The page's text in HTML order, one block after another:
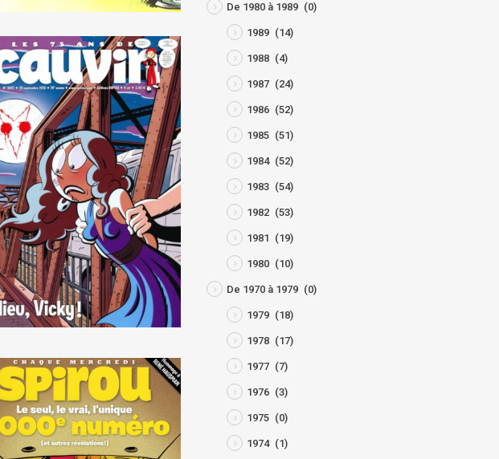
De 1980 à 1989 (0)
1989 (14)
1988 (4)
1987 (24)
1986 (52)
1985 (51)
1984 (52)
1983 (54)
1982 (53)
1981 (19)
1980 (10)
De 1970 à 1979 (0)
1979 (18)
1978 (17)
1977 (7)
1976 (3)
1975 (0)
1974 (1)